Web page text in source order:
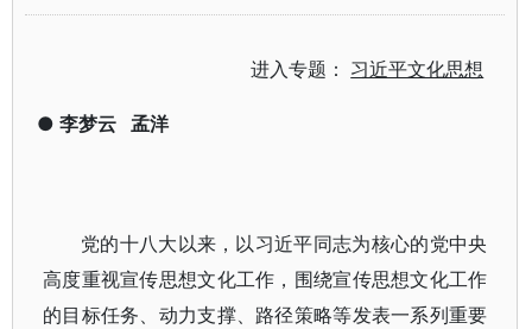
进入专题： 习近平文化思想
● 李梦云 孟洋
党的十八大以来，以习近平同志为核心的党中央
高度重视宣传思想文化工作，围绕宣传思想文化工作
的目标任务、动力支撑、路径策略等发表一系列重要